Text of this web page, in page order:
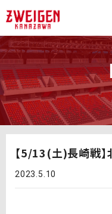
【5/13(土)長崎戦
2023.5.10